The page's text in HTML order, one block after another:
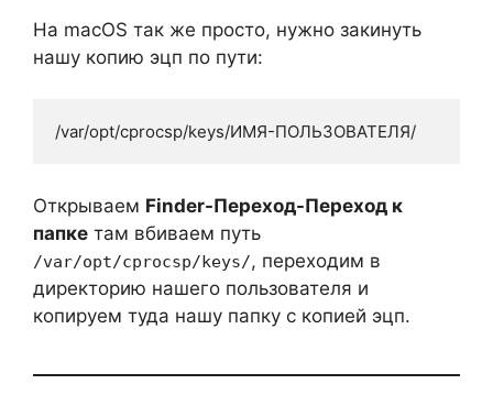
На macOS так же просто, нужно закинуть
нашу копию эцп по пути:
/var/opt/cprocsp/keys/ИМЯ-ПОЛЬЗОВАТЕЛЯ/
Открываем Finder-Переход-Переход к
папке там вбиваем путь
/var/opt/cprocsp/keys/, переходим в
директорию нашего пользователя и
копируем туда нашу папку с копией эцп.